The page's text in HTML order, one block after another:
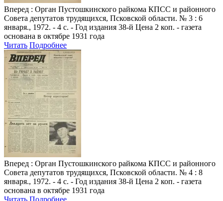
Вперед : Орган Пустошкинского райкома КПСС и районного
Совета депутатов трудящихся, Псковской области. № 3 : 6
января., 1972. - 4 с. - Год издания 38-й Цена 2 коп. - газета
основана в октябре 1931 года
Читать Подробнее
Вперед : Орган Пустошкинского райкома КПСС и районного
Совета депутатов трудящихся, Псковской области. № 4 : 8
января., 1972. - 4 с. - Год издания 38-й Цена 2 коп. - газета
основана в октябре 1931 года
Читать Подробнее